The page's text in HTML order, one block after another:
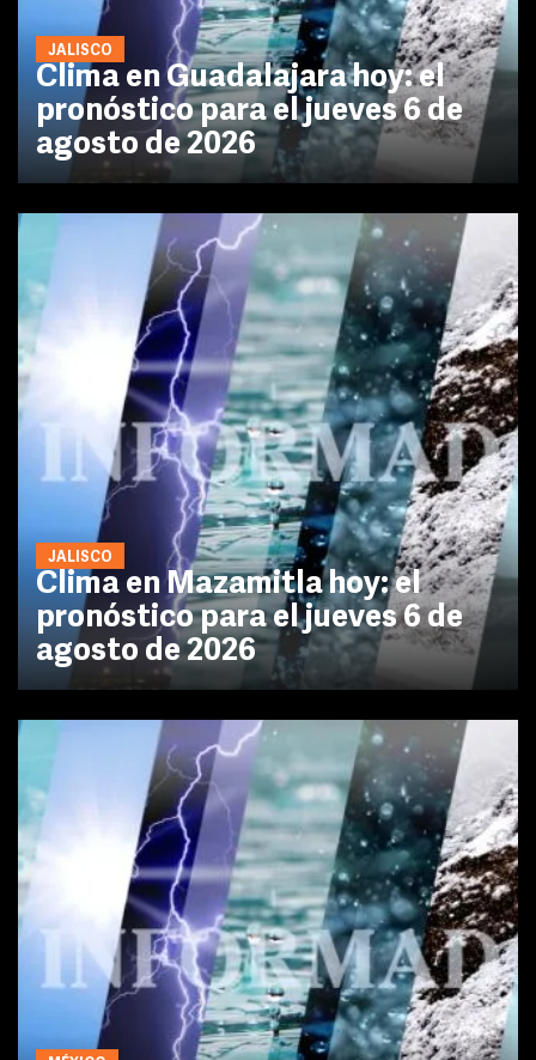
JALISCO
Clima en Guadalajara hoy: el
pronóstico para el jueves 6 de
agosto de 2026
JALISCO
Clima en Mazamitla hoy: el
pronóstico para el jueves 6 de
agosto de 2026